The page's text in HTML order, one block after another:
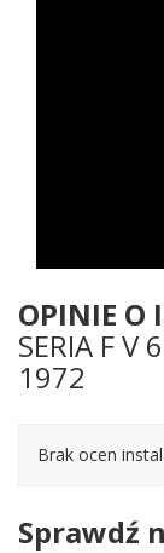
OPINIE O
SERIA F V
1972
Brak ocen
Sprawdź